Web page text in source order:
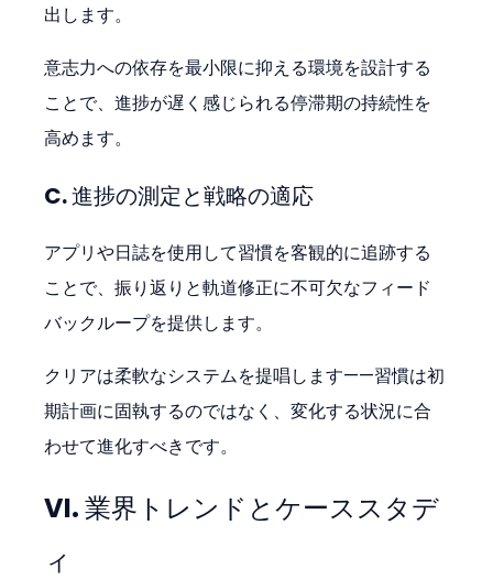
出します。
意志力への依存を最小限に抑える環境を設計する
ことで、進捗が遅く感じられる停滞期の持続性を
高めます。
C. 進捗の測定と戦略の適応
アプリや日誌を使用して習慣を客観的に追跡する
ことで、振り返りと軌道修正に不可欠なフィード
バックループを提供します。
クリアは柔軟なシステムを提唱します——習慣は初
期計画に固執するのではなく、変化する状況に合
わせて進化すべきです。
VI. 業界トレンドとケーススタデ
ィ